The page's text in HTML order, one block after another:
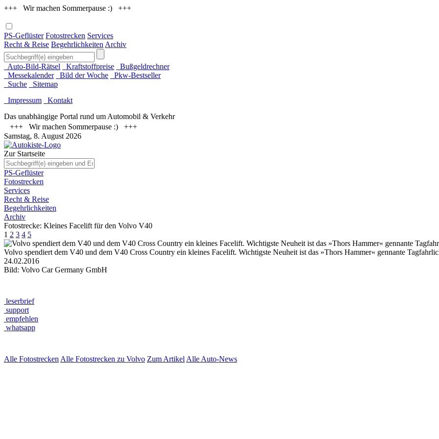
+++ Wir machen Sommerpause :) +++
PS-Geflüster Fotostrecken Services
Recht & Reise Begehrlichkeiten Archiv
Auto-Bild-Rätsel Kraftstoffpreise
Bußgeldrechner
Messekalender
Bild der Woche
Pkw-Bestseller
Suche
Sitemap
Impressum
Kontakt
Das unabhängige Portal rund um Automobil & Verkehr
+++ Wir machen Sommerpause :) +++
Samstag, 8. August 2026
Zur Startseite
PS-Geflüster
Fotostrecken
Services
Recht & Reise
Begehrlichkeiten
Archiv
Fotostrecke: Kleines Facelift für den Volvo V40
1 2 3 4 5
Volvo spendiert dem V40 und dem V40 Cross Country ein kleines Facelift. Wichtigste Neuheit ist das »Thors Hammer« gennante
24.02.2016
Bild: Volvo Car Germany GmbH
leserbrief
support
empfehlen
whatsapp
Alle Fotostrecken Alle Fotostrecken zu Volvo Zum Artikel Alle Auto-News